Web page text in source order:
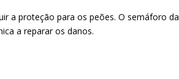
a proteção para os peões. O semáforo da
a reparar os danos.